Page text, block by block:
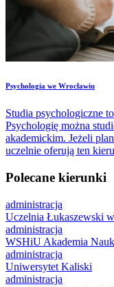
​Psychologia we Wrocławiu
Studia psychologiczne
Psychologię można
akademickim. Jeżeli
uczelnie oferują ten
Polecane kierunki
administracja
Uczelnia Łukaszewski
administracja
WSHiU Akademia
administracja
Uniwersytet Kaliski
administracja